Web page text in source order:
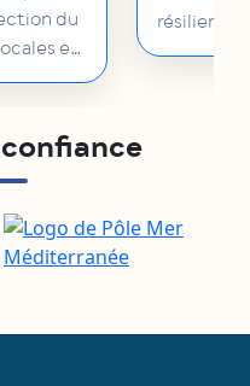
du
et
résilients,
vivants
confiance